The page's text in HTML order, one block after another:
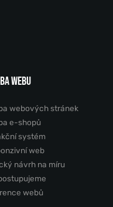
WEBU
webových stránek
e-shopů
systém
web
návrh na míru
webů